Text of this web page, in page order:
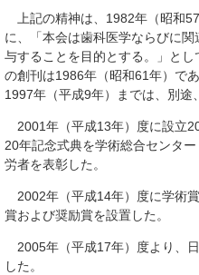
上記の精神は、1982年（昭和
に、「本会は歯科医学ならびに
与することを目的とする。」と
の創刊は1986年（昭和61年）で
1997年（平成9年）までは、別途
2001年（平成13年）度に設立
20年記念式典を学術総合センタ
労者を表彰した。
2002年（平成14年）度に学術
賞および奨励賞を設置した。
2005年（平成17年）度より、
した。